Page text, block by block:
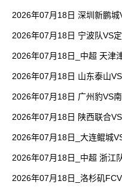
2026年07月18日 深圳新鹏城
2026年07月18日 宁波队VS
2026年07月18日_中超 天津
2026年07月18日 山东泰山
2026年07月18日 广州豹VS
2026年07月18日 陕西联合
2026年07月18日_大连鲲城
2026年07月18日_中超 浙江
2026年07月18日_洛杉矶